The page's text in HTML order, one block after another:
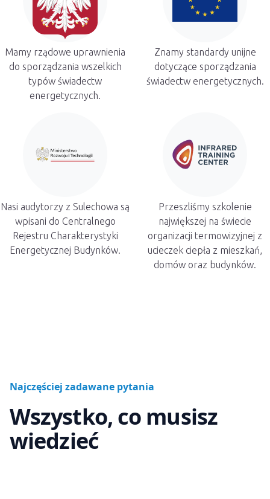
Mamy rządowe uprawnienia
do sporządzania wszelkich
typów świadectw
energetycznych.
Znamy standardy unijne
dotyczące sporządzania
świadectw energetycznych.
Nasi audytorzy z Sulechowa są
wpisani do Centralnego
Rejestru Charakterystyki
Energetycznej Budynków.
Przeszliśmy szkolenie
największej na świecie
organizacji termowizyjnej z
ucieczek ciepła z mieszkań,
domów oraz budynków.
Najczęściej zadawane pytania
Wszystko, co musisz
wiedzieć